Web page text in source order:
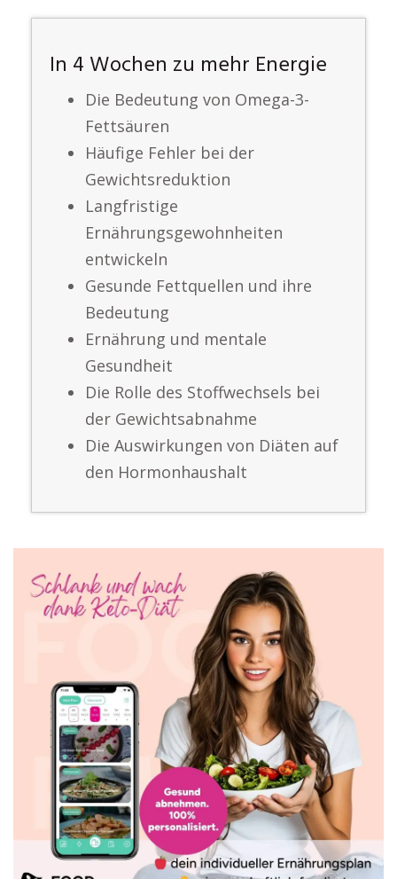
In 4 Wochen zu mehr Energie
Die Bedeutung von Omega-3-
Fettsäuren
Häufige Fehler bei der
Gewichtsreduktion
Langfristige
Ernährungsgewohnheiten
entwickeln
Gesunde Fettquellen und ihre
Bedeutung
Ernährung und mentale
Gesundheit
Die Rolle des Stoffwechsels bei
der Gewichtsabnahme
Die Auswirkungen von Diäten auf
den Hormonhaushalt